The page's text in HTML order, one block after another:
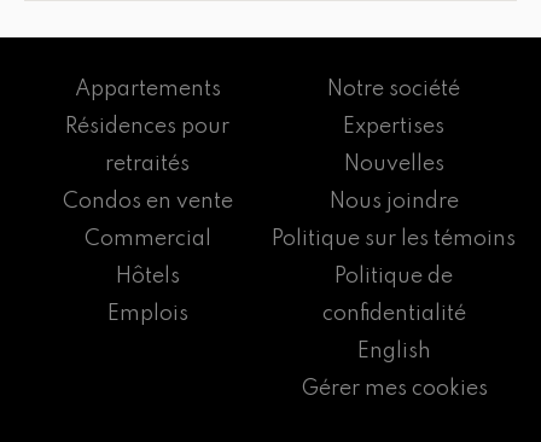
Appartements
Résidences pour
retraités
Condos en vente
Commercial
Hôtels
Emplois
Notre société
Expertises
Nouvelles
Nous joindre
Politique sur les témoins
Politique de
confidentialité
English
Gérer mes cookies